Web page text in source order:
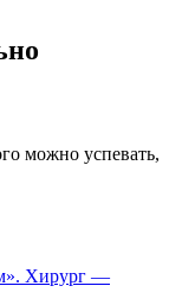
можно успевать,
Хирург —